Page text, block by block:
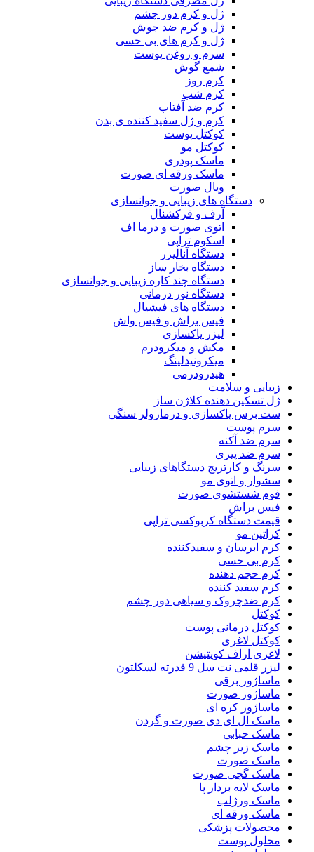
ژل و کرم دور چشم
ژل و کرم ضد جوش
ژل و کرم های بی حسی
سرم و روغن پوست
شمع گوش
کرم روز
کرم شب
کرم ضد آفتاب
کرم و ژل سفید کننده ی بدن
کوکتل پوست
کوکتل مو
ماسک پودری
ماسک ورقه ای صورت
ویال صورت
دستگاه های زیبایی و جوانسازی
آرف و فرکشنال
اتوی صورت و درما اف
اسکوم تراپی
دستگاه آنالیزر
دستگاه بخار ساز
دستگاه چند کاره زیبایی و جوانسازی
دستگاه نور درمانی
دستگاه های فیشیال
فیس براش و فیس واش
لیزر پاکسازی
مکش و میکرودرم
میکرونیدلینگ
هیدرودرمی
زیبایی و سلامت
ژل تسکین دهنده کلاژن ساز
ست برس پاکسازی و درمارولر سنگی
سرم پوست
سرم ضد آکنه
سرم ضد پیری
سرنگ و کارتریج دستگاهای زیبایی
سشوار و اتوی مو
فوم شستشوی صورت
فیس براش
قیمت دستگاه کربوکسی تراپی
کراتین مو
کرم ابرسان و سفیدکننده
کرم بی حسی
کرم حجم دهنده
کرم سفید کننده
کرم ضدچروک و سیاهی دور چشم
کوکتل
کوکتل درمانی پوست
کوکتل لاغری
لاغری اراف کویتیشن
لیزر قلمی نت سل 9 قدرته لسکلتون
ماساژور برقی
ماساژور صورت
ماساژور کره ای
ماسک ال ای دی صورت و گردن
ماسک حبابی
ماسک زیر چشم
ماسک صورت
ماسک گچی صورت
ماسک لایه بردار پا
ماسک ورژلب
ماسک ورقه ای
محصولات پزشکی
محلول پوست